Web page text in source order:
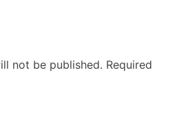
not be published. Required